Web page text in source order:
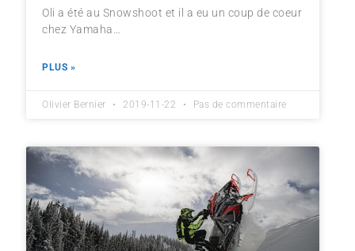
Oli a été au Snowshoot et il a eu un coup de coeur
chez Yamaha…
PLUS »
Olivier Bernier 2019-11-22 Pas de commentaire